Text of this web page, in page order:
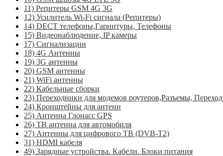
11) Репитеры GSM 4G 3G
12) Усилитель Wi-Fi сигнала (Репитеры)
14) DECT телефоны,Гарнитуры, Телефоны
15) Видеонаблюдение, IP камеры
17) Сигнализации
18) 4G Антенны
19) 3G антенны
20) GSM антенны
21) WiFi антенны
22) Кабельные сборки
23) Переходники для модемов роутеров,Разъемы,
24) Кронштейны для антенн
25) Антенна Глонасс GPS
26) ТВ антенна для автомобиля
27) Антенны для цифрового ТВ (DVB-T2)
31) HDMI кабеля
49) Зарядные устройства. Кабели. Блоки питания